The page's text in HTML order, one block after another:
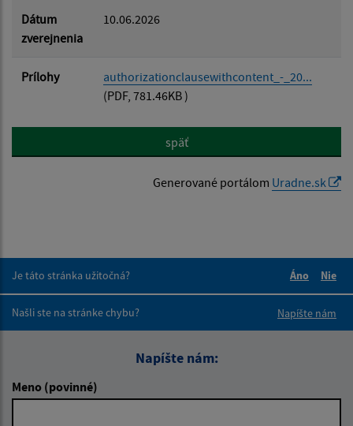
Dátum
zverejnenia
10.06.2026
Prílohy
authorizationclausewithcontent_-_20...
(PDF, 781.46KB )
späť
Generované portálom Uradne.sk
Je táto stránka užitočná?
Áno
Nie
Našli ste na stránke chybu?
Napíšte nám
Napíšte nám:
Meno (povinné)